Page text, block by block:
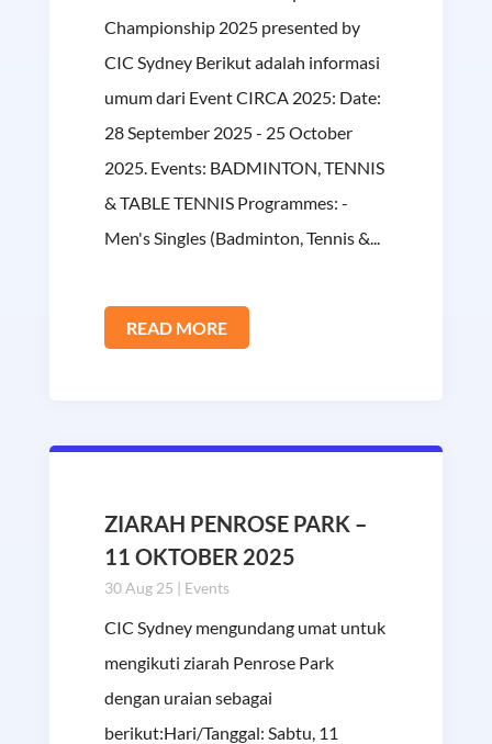
Championship 2025 presented by
CIC Sydney Berikut adalah informasi
umum dari Event CIRCA 2025: Date:
28 September 2025 - 25 October
2025. Events: BADMINTON, TENNIS
& TABLE TENNIS Programmes: -
Men's Singles (Badminton, Tennis &...
READ MORE
ZIARAH PENROSE PARK –
11 OKTOBER 2025
30 Aug 25 | Events
CIC Sydney mengundang umat untuk
mengikuti ziarah Penrose Park
dengan uraian sebagai
berikut:Hari/Tanggal: Sabtu, 11